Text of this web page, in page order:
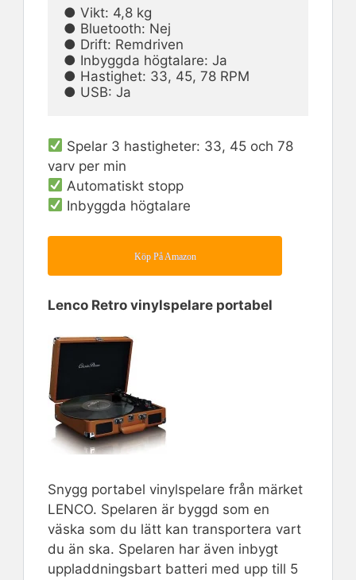
● Vikt: 4,8 kg
● Bluetooth: Nej
● Drift: Remdriven
● Inbyggda högtalare: Ja
● Hastighet: 33, 45, 78 RPM
● USB: Ja
Spelar 3 hastigheter: 33, 45 och 78
varv per min
Automatiskt stopp
Inbyggda högtalare
Köp På Amazon
Lenco Retro vinylspelare portabel
Snygg portabel vinylspelare från märket
LENCO. Spelaren är byggd som en
väska som du lätt kan transportera vart
du än ska. Spelaren har även inbygt
uppladdningsbart batteri med upp till 5